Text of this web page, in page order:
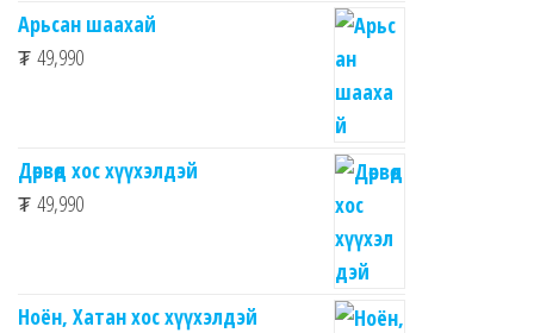
Арьсан шаахай
₮ 49,990
Дөрвөд хос хүүхэлдэй
₮ 49,990
Ноён, Хатан хос хүүхэлдэй